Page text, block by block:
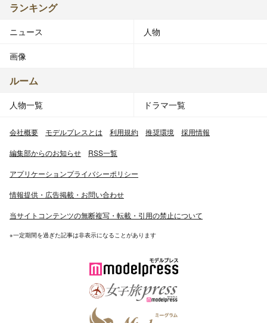
ランキング
ニュース 人物
画像
ルーム
人物一覧 ドラマ一覧
会社概要 モデルプレスとは 利用規約 推奨環境 採用情報
編集部からのお知らせ RSS一覧
アプリケーションプライバシーポリシー
情報提供・広告掲載・お問い合わせ
当サイトコンテンツの無断複写・転載・引用の禁止について
※一定期間を過ぎた記事は非表示になることがあります